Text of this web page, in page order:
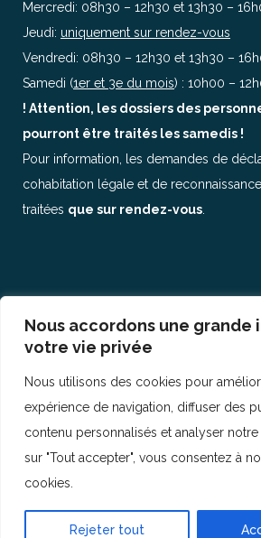
Nous accordons une grande
votre vie privée
Nous utilisons des cookies pour
expérience de navigation, diffuser des
contenu personnalisés et analyser
sur "Tout accepter", vous consentez à
cookies.
Rejeter tout
Mercredi: 08h30 – 12h30 et 13h30 –
Jeudi: uniquement sur rendez-vous
Vendredi: 08h30 – 12h30 et 13h30 –
Samedi (1er et 3e du mois) : 10h00 –
! Attention, les dossiers des
pourront être traités les samedis !
Pour information, les demandes de
cohabitation légale et de
traitées que sur rendez-vous
© Copyright 2017